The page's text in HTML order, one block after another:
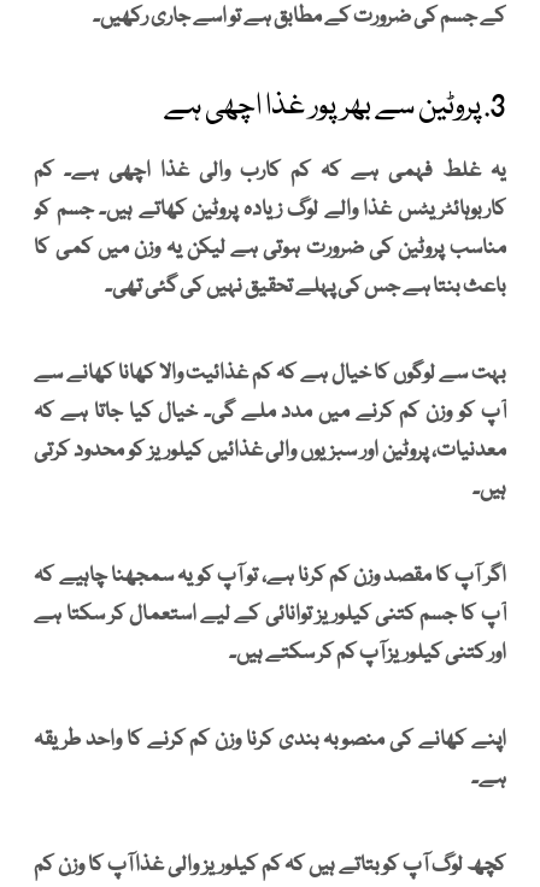
کے جسم کی ضرورت کے مطابق ہے تو اسے جاری رکھیں۔
3. پروٹین سے بھرپور غذا اچھی ہے
یہ غلط فہمی ہے کہ کم کارب والی غذا اچھی ہے۔ کم
کاربوہائٹریٹس غذا والے لوگ زیادہ پروٹین کھاتے ہیں۔ جسم کو
مناسب پروٹین کی ضرورت ہوتی ہے لیکن یہ وزن میں کمی کا
باعث بنتا ہے جس کی پہلے تحقیق نہیں کی گئی تھی۔
بہت سے لوگوں کا خیال ہے کہ کم غذائیت والا کھانا کھانے سے
آپ کو وزن کم کرنے میں مدد ملے گی۔ خیال کیا جاتا ہے کہ
معدنیات، پروٹین اور سبزیوں والی غذائیں کیلوریز کو محدود کرتی
ہیں۔
اگر آپ کا مقصد وزن کم کرنا ہے، تو آپ کو یہ سمجھنا چاہیے کہ
آپ کا جسم کتنی کیلوریز توانائی کے لیے استعمال کر سکتا ہے
اور کتنی کیلوریز آپ کم کر سکتے ہیں۔
اپنے کھانے کی منصوبہ بندی کرنا وزن کم کرنے کا واحد طریقہ
ہے۔
کچھ لوگ آپ کو بتاتے ہیں کہ کم کیلوریز والی غذا آپ کا وزن کم